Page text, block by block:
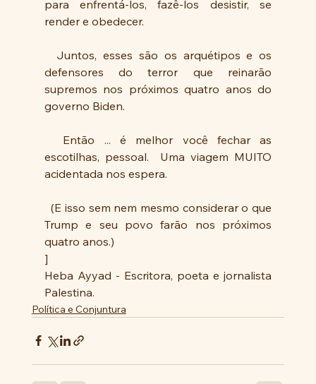
para enfrentá-los, fazê-los desistir, se
render e obedecer.
defensores do terror que reinarão
supremos nos próximos quatro anos do
governo Biden.
escotilhas, pessoal.  Uma viagem MUITO
acidentada nos espera.
  (E isso sem nem mesmo considerar o que
Trump e seu povo farão nos próximos
quatro anos.)
]
Heba Ayyad - Escritora, poeta e jornalista
Palestina.
Política e Conjuntura